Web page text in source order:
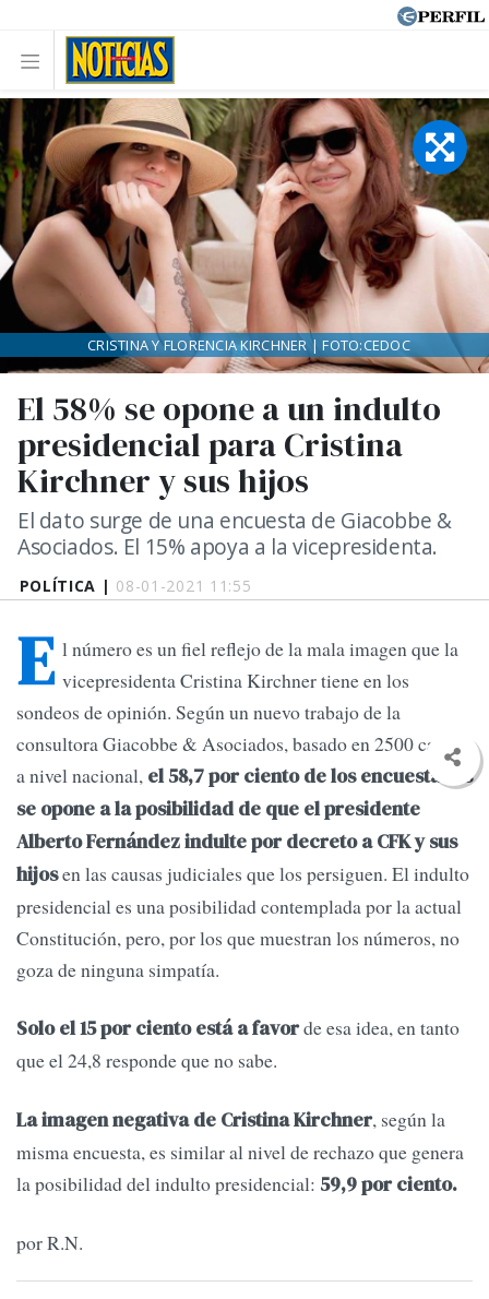
POLÍTICA | 08-01-2021 11:55
El 58% se opone a un indulto
presidencial para Cristina
Kirchner y sus hijos
El dato surge de una encuesta de Giacobbe &
Asociados. El 15% apoya a la vicepresidenta.
CRISTINA Y FLORENCIA KIRCHNER | FOTO:CEDOC
E l número es un fiel reflejo de la mala imagen que la
vicepresidenta Cristina Kirchner tiene en los
sondeos de opinión. Según un nuevo trabajo de la
consultora Giacobbe & Asociados, basado en 2500 casos
a nivel nacional, el 58,7 por ciento de los encuestados
se opone a la posibilidad de que el presidente
Alberto Fernández indulte por decreto a CFK y sus
hijosen las causas judiciales que los persiguen. El indulto
presidencial es una posibilidad contemplada por la actual
Constitución, pero, por los que muestran los números, no
goza de ninguna simpatía.
Solo el 15 por ciento está a favorde esa idea, en tanto
que el 24,8 responde que no sabe.
La imagen negativa de Cristina Kirchner, según la
misma encuesta, es similar al nivel de rechazo que genera
la posibilidad del indulto presidencial: 59,9 por ciento.
por R.N.